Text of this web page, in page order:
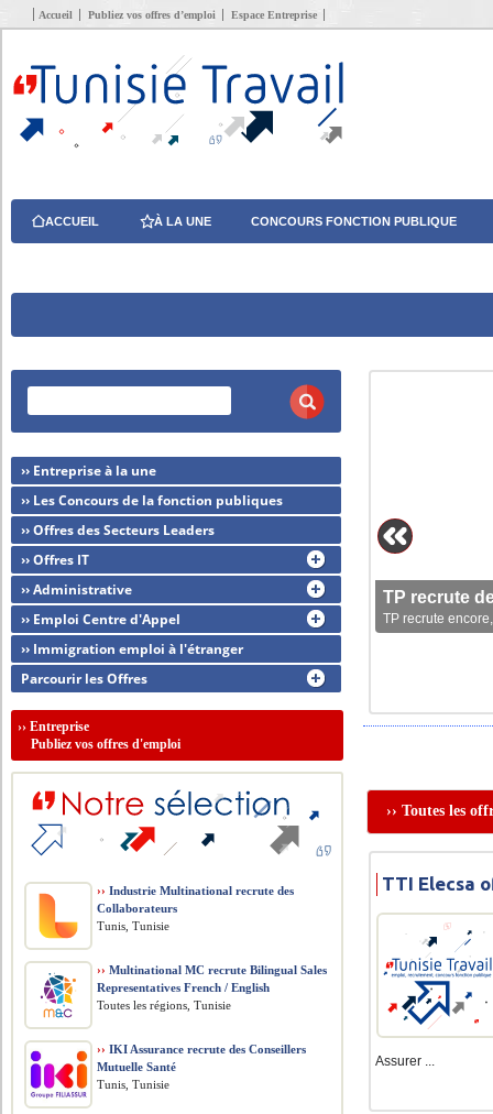
Accueil Publiez vos offres d’emploi Espace Entreprise
ACCUEIL À LA UNE CONCOURS FONCTION PUBLIQUE
TP recrute
TP recrute
›› Toutes les
TTI Elecsa
Assurer ...
›› Entreprise à la une
›› Les Concours de la fonction publiques
›› Offres des Secteurs Leaders
›› Offres IT
›› Administrative
›› Emploi Centre d'Appel
›› Immigration emploi à l'étranger
Parcourir les Offres
››Entreprise
Publiez vos offres d'emploi
›› Industrie Multinational recrute des
Collaborateurs
Tunis, Tunisie
›› Multinational MC recrute Bilingual Sales
Representatives French / English
Toutes les régions, Tunisie
›› IKI Assurance recrute des Conseillers
Mutuelle Santé
Tunis, Tunisie